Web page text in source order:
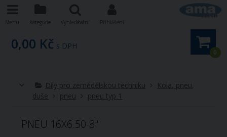
0
0,00 Kč s DPH
Díly pro zemědělskou techniku
Kola, pneu,
duše
pneu pneu typ 1
PNEU 16X6.50-8"
Menu Kategorie Vyhledávání Přihlášení